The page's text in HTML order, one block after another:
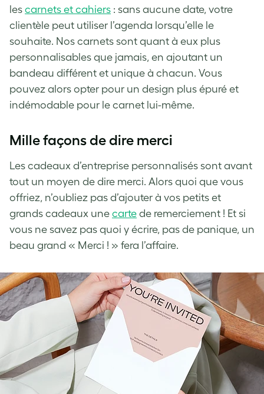
les carnets et cahiers : sans aucune date, votre
clientèle peut utiliser l’agenda lorsqu’elle le
souhaite. Nos carnets sont quant à eux plus
personnalisables que jamais, en ajoutant un
bandeau différent et unique à chacun. Vous
pouvez alors opter pour un design plus épuré et
indémodable pour le carnet lui-même.
Mille façons de dire merci
Les cadeaux d’entreprise personnalisés sont avant
tout un moyen de dire merci. Alors quoi que vous
offriez, n’oubliez pas d’ajouter à vos petits et
grands cadeaux une carte de remerciement ! Et si
vous ne savez pas quoi y écrire, pas de panique, un
beau grand « Merci ! » fera l’affaire.